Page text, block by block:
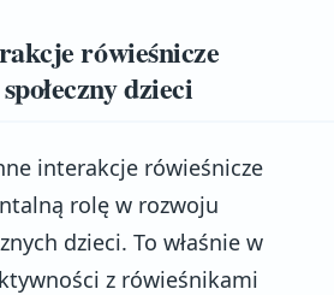
rówieśnicze
dzieci
interakcje rówieśnicze
rolę w rozwoju
dzieci. To właśnie w
z rówieśnikami